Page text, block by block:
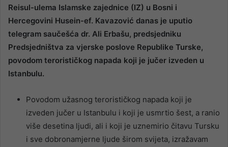
Reisul-ulema Islamske zajednice (IZ) u Bosni i
Hercegovini Husein-ef. Kavazović danas je uputio
telegram saučešća dr. Ali Erbašu, predsjedniku
Predsjedništva za vjerske poslove Republike Turske,
povodom terorističkog napada koji je jučer izveden u
Istanbulu.
Povodom užasnog terorističkog napada koji je
izveden jučer u Istanbulu i koji je usmrtio šest, a ranio
više desetina ljudi, ali i koji je uznemirio čitavu Tursku
i sve dobronamjerne ljude širom svijeta, izražavam